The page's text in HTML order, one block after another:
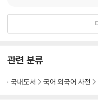
관련 분류
국내도서 국어 외국어 사전